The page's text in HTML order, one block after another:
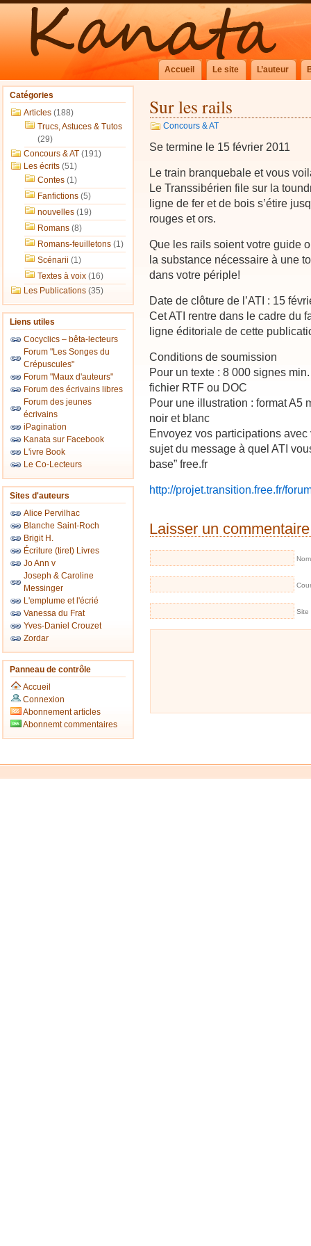
Accueil Le site L’auteur
Catégories
Articles (188)
Trucs, Astuces & Tutos
(29)
Concours & AT (191)
Les écrits (51)
Contes (1)
Fanfictions (5)
nouvelles (19)
Romans (8)
Romans-feuilletons (1)
Scénarii (1)
Textes à voix (16)
Les Publications (35)
Liens utiles
Cocyclics – bêta-lecteurs
Forum "Les Songes du
Crépuscules"
Forum "Maux d'auteurs"
Forum des écrivains libres
Forum des jeunes
écrivains
iPagination
Kanata sur Facebook
L'ivre Book
Le Co-Lecteurs
Sites d'auteurs
Alice Pervilhac
Blanche Saint-Roch
Brigit H.
Écriture (tiret) Livres
Jo Ann v
Joseph & Caroline
Messinger
L'emplume et l'écrié
Vanessa du Frat
Yves-Daniel Crouzet
Zordar
Panneau de contrôle
Accueil
Connexion
Abonnement articles
Abonnemt commentaires
Sur les rails
Concours & AT
Se termine le 15 février 2011
Le train branquebale et vous
Le Transsibérien file sur la
ligne de fer et de bois s’étire
rouges et ors.
Que les rails soient votre guide
la substance nécessaire à une
dans votre périple!
Date de clôture de l’ATI : 15
Cet ATI rentre dans le cadre du
ligne éditoriale de cette
Conditions de soumission
Pour un texte : 8 000 signes
fichier RTF ou DOC
Pour une illustration : format A5
noir et blanc
Envoyez vos participations
sujet du message à quel ATI
base” free.fr
http://projet.transition.free.fr/
Laisser un commentaire
Site